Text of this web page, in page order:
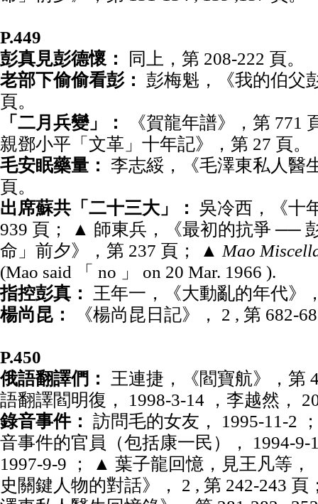
P.449
彭真見彭德懷：
同上，第 208-222 頁。
老部下偷偷看彭： 彭梅魁，《我的伯父
頁。
「二月兵變」：
《賀龍年譜》，第 771
親鄧小平「文革」十年記》，第 27 頁。
毛安眠藥量： 李志綏，《毛澤東私人醫
頁。
出席蘇共「二十三大」： 吳冷西，《十
939 頁； ▲ 師東兵，《最初的抗爭 ──
命」前夕》，第 237 頁； ▲ Mao
(Mao said 「 no 」 on 20 Mar. 1966 ).
指控彭真： 王年一，《大動亂的年代》
楊尚昆：
《楊尚昆日記》， 2 , 第 682-
P.450
俄語翻譯們： 王連捷，《閻寶航》，第
語翻譯閻明復， 1998-3-14 ，李越然，
錄音事件： 訪問毛的女友， 1995-11-2
音事件的官員（包括康一民）， 1994-9-
1997-9-9 ； ▲ 葉子龍回憶，見王凡等
史關鍵人物的對話》， 2 , 第 242-243